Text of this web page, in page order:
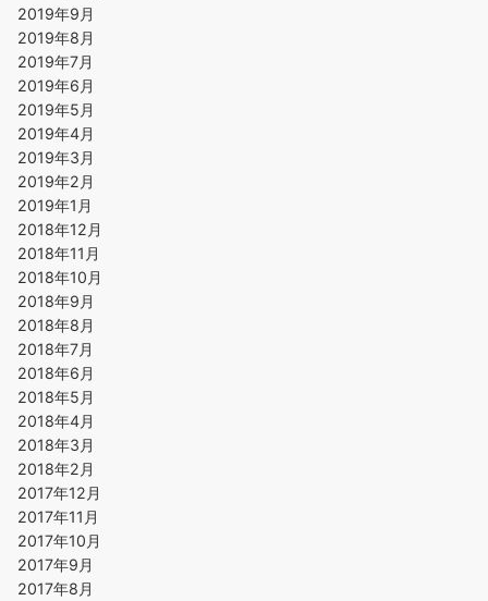
2019年9月
2019年8月
2019年7月
2019年6月
2019年5月
2019年4月
2019年3月
2019年2月
2019年1月
2018年12月
2018年11月
2018年10月
2018年9月
2018年8月
2018年7月
2018年6月
2018年5月
2018年4月
2018年3月
2018年2月
2017年12月
2017年11月
2017年10月
2017年9月
2017年8月